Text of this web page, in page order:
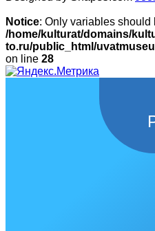
Notice: Only variables should
/home/kulturat/domains/
to.ru/public_html/
on line 28